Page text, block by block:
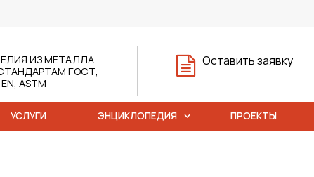
Оставить заявку
ИЗ МЕТАЛЛА
ГОСТ,
ASTM
УСЛУГИ ЭНЦИКЛОПЕДИЯ ПРОЕКТЫ